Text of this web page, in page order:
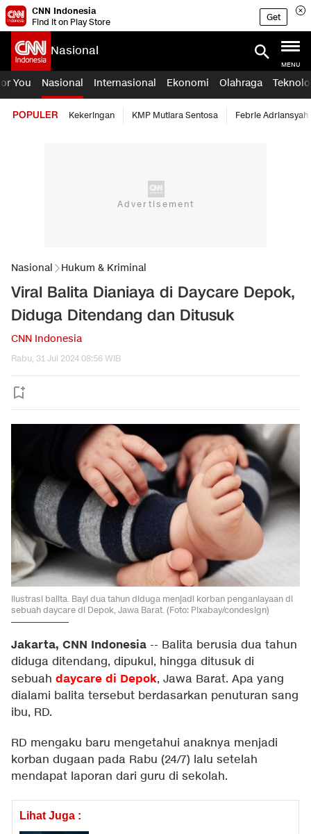
CNN Indonesia
Find it on Play Store
Get
Nasional
MENU
You Nasional Internasional Ekonomi Olahraga
POPULER Kekeringan KMP Mutiara Sentosa Febrie Adriansyah
Nasional Hukum & Kriminal
Viral Balita Dianiaya di Daycare Depok,
Diduga Ditendang dan Ditusuk
CNN Indonesia
Rabu, 31 Jul 2024 08:56 WIB
Ilustrasi balita. Bayi dua tahun diduga menjadi korban penganiayaan di
sebuah daycare di Depok, Jawa Barat. (Foto: Pixabay/condesign)
Jakarta, CNN Indonesia -- Balita berusia dua tahun
diduga ditendang, dipukul, hingga ditusuk di
sebuah daycare di Depok, Jawa Barat. Apa yang
dialami balita tersebut berdasarkan penuturan sang
ibu, RD.
RD mengaku baru mengetahui anaknya menjadi
korban dugaan pada Rabu (24/7) lalu setelah
mendapat laporan dari guru di sekolah.
Lihat Juga :